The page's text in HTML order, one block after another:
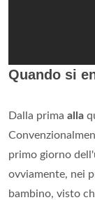
Quando si
Dalla prima alla
primo giorno
ovviamente, nei
bambino, visto